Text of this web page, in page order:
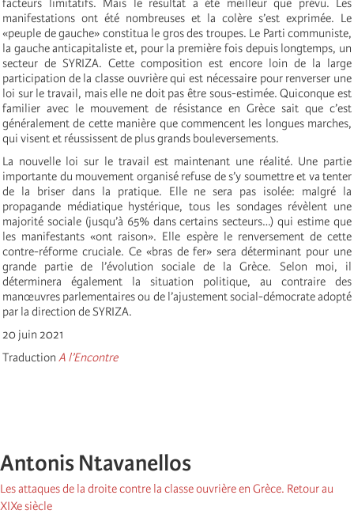
facteurs limitatifs. Mais le résultat a été meilleur que prévu. Les
manifestations ont été nombreuses et la colère s’est exprimée. Le
«peuple de gauche» constitua le gros des troupes. Le Parti communiste,
la gauche anticapitaliste et, pour la première fois depuis longtemps, un
secteur de SYRIZA. Cette composition est encore loin de la large
participation de la classe ouvrière qui est nécessaire pour renverser une
loi sur le travail, mais elle ne doit pas être sous-estimée. Quiconque est
familier avec le mouvement de résistance en Grèce sait que c’est
généralement de cette manière que commencent les longues marches,
qui visent et réussissent de plus grands bouleversements.
La nouvelle loi sur le travail est maintenant une réalité. Une partie
importante du mouvement organisé refuse de s’y soumettre et va tenter
de la briser dans la pratique. Elle ne sera pas isolée: malgré la
propagande médiatique hystérique, tous les sondages révèlent une
majorité sociale (jusqu’à 65% dans certains secteurs…) qui estime que
les manifestants «ont raison». Elle espère le renversement de cette
contre-réforme cruciale. Ce «bras de fer» sera déterminant pour une
grande partie de l’évolution sociale de la Grèce. Selon moi, il
déterminera également la situation politique, au contraire des
manœuvres parlementaires ou de l’ajustement social-démocrate adopté
par la direction de SYRIZA.
20 juin 2021
Traduction A l’Encontre
Antonis Ntavanellos
Les attaques de la droite contre la classe ouvrière en Grèce. Retour au
XIXe siècle